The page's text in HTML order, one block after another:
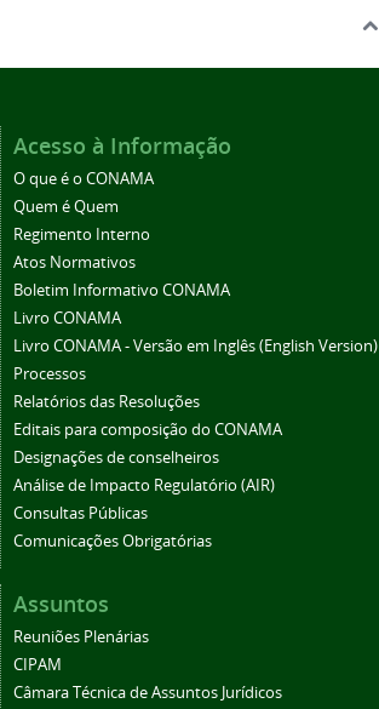
Acesso à Informação
O que é o CONAMA
Quem é Quem
Regimento Interno
Atos Normativos
Boletim Informativo CONAMA
Livro CONAMA
Livro CONAMA - Versão em Inglês (English Version)
Processos
Relatórios das Resoluções
Editais para composição do CONAMA
Designações de conselheiros
Análise de Impacto Regulatório (AIR)
Consultas Públicas
Comunicações Obrigatórias
Assuntos
Reuniões Plenárias
CIPAM
Câmara Técnica de Assuntos Jurídicos